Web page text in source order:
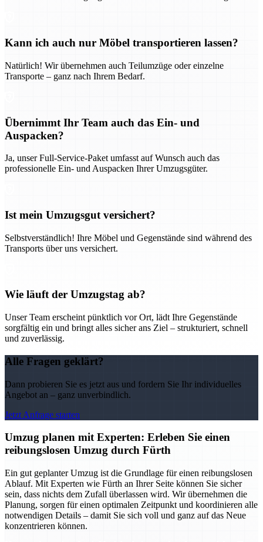
Kann ich auch nur Möbel transportieren lassen?
Natürlich! Wir übernehmen auch Teilumzüge oder einzelne
Transporte – ganz nach Ihrem Bedarf.
Übernimmt Ihr Team auch das Ein- und
Auspacken?
Ja, unser Full-Service-Paket umfasst auf Wunsch auch das
professionelle Ein- und Auspacken Ihrer Umzugsgüter.
Ist mein Umzugsgut versichert?
Selbstverständlich! Ihre Möbel und Gegenstände sind während des
Transports über uns versichert.
Wie läuft der Umzugstag ab?
Unser Team erscheint pünktlich vor Ort, lädt Ihre Gegenstände
sorgfältig ein und bringt alles sicher ans Ziel – strukturiert, schnell
und zuverlässig.
Alle Fragen geklärt?
Dann probieren Sie es jetzt aus und fordern Sie Ihr individuelles
Angebot an – ganz unverbindlich.
Jetzt Anfrage starten
Umzug planen mit Experten: Erleben Sie einen
reibungslosen Umzug durch Fürth
Ein gut geplanter Umzug ist die Grundlage für einen reibungslosen
Ablauf. Mit Experten wie Fürth an Ihrer Seite können Sie sicher
sein, dass nichts dem Zufall überlassen wird. Wir übernehmen die
Planung, sorgen für einen optimalen Zeitpunkt und koordinieren alle
notwendigen Details – damit Sie sich voll und ganz auf das Neue
konzentrieren können.